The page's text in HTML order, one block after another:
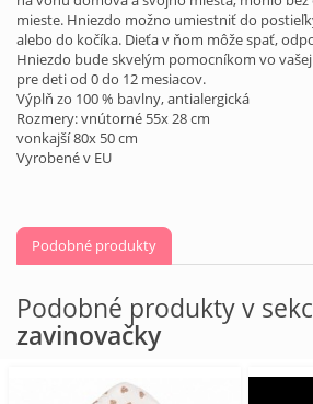
mieste. Hniezdo možno umiestniť do
alebo do kočíka. Dieťa v ňom môže spať,
Hniezdo bude skvelým pomocníkom vo
pre deti od 0 do 12 mesiacov.
Výplň zo 100 % bavlny, antialergická
Rozmery: vnútorné 55x 28 cm
vonkajší 80x 50 cm
Vyrobené v EU
Podobné produkty
Podobné produkty v
zavinovačky